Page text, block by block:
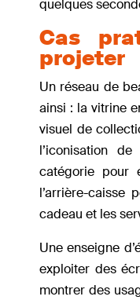
quelques
Cas
projeter
Un réseau de
ainsi : la vitrine
visuel de
l’iconisation
catégorie pour
l’arrière-caisse
cadeau et les
Une enseigne
exploiter des
montrer des